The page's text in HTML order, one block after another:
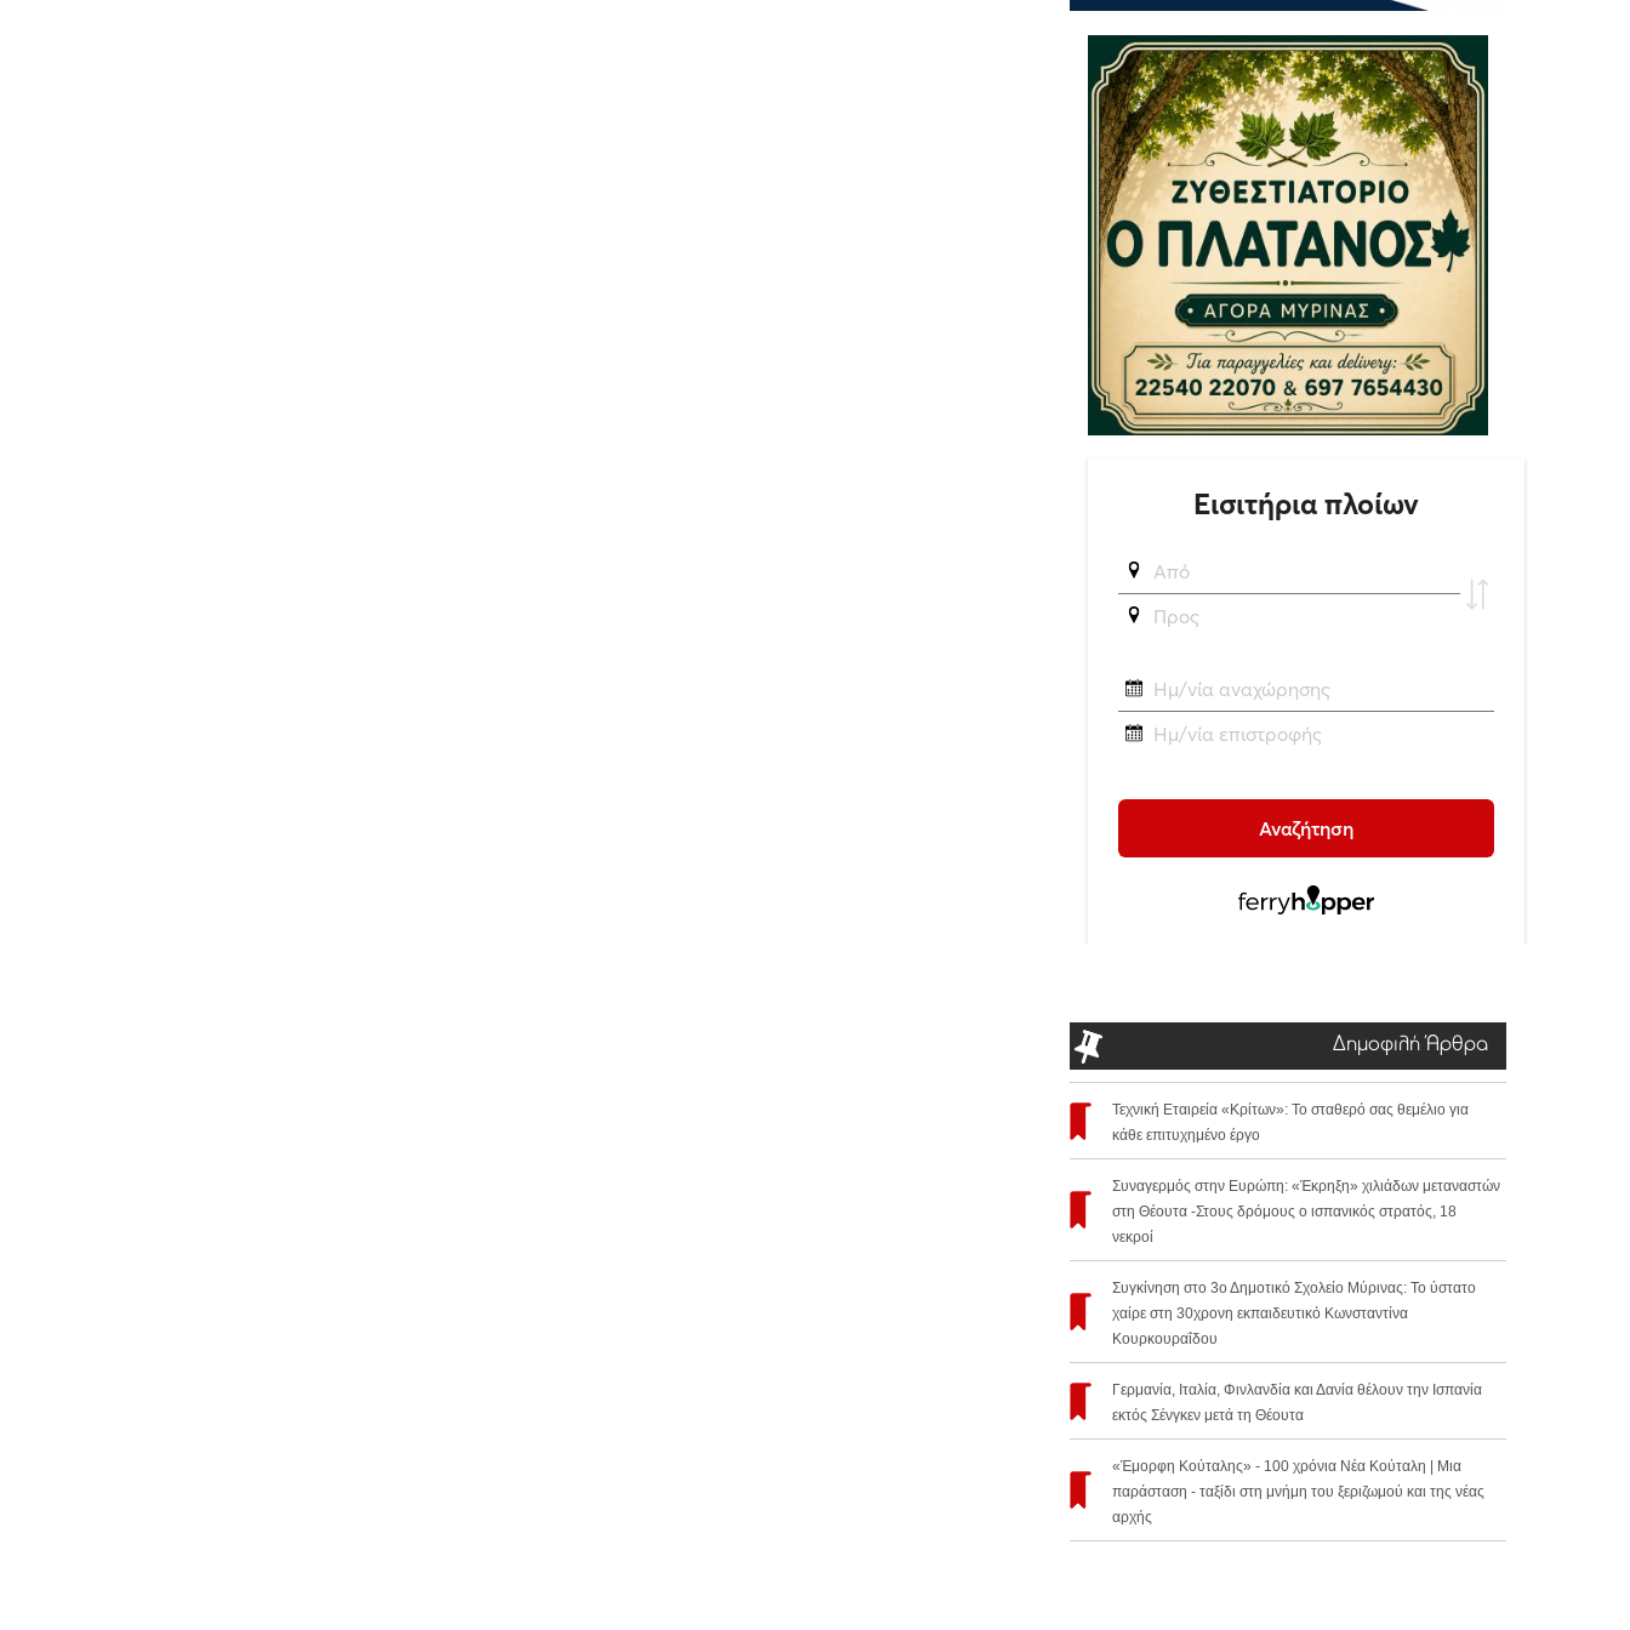
Δημοφιλή Άρθρα
Τεχνική Εταιρεία «Κρίτων»: Το σταθερό σας θεμέλιο για
κάθε επιτυχημένο έργο
Συναγερμός στην Ευρώπη: «Έκρηξη» χιλιάδων μεταναστών
στη Θέουτα -Στους δρόμους ο ισπανικός στρατός, 18
νεκροί
Συγκίνηση στο 3ο Δημοτικό Σχολείο Μύρινας: Το ύστατο
χαίρε στη 30χρονη εκπαιδευτικό Κωνσταντίνα
Κουρκουραΐδου
Γερμανία, Ιταλία, Φινλανδία και Δανία θέλουν την Ισπανία
εκτός Σένγκεν μετά τη Θέουτα
«Έμορφη Κούταλης» - 100 χρόνια Νέα Κούταλη | Μια
παράσταση - ταξίδι στη μνήμη του ξεριζωμού και της νέας
αρχής